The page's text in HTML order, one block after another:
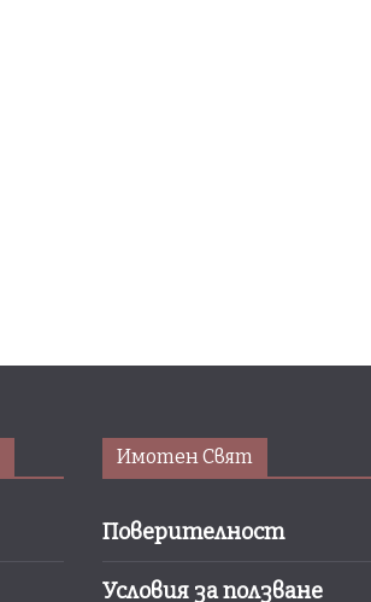
Имотен Свят
Поверителност
Условия за ползване